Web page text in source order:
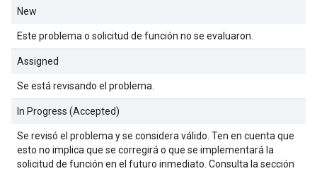
New
Este problema o solicitud de función no se evaluaron.
Assigned
Se está revisando el problema.
In Progress (Accepted)
Se revisó el problema y se considera válido. Ten en cuenta que
esto no implica que se corregirá o que se implementará la
solicitud de función en el futuro inmediato. Consulta la sección